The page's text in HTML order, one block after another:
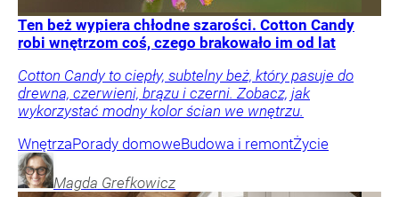
Ten beż wypiera chłodne szarości. Cotton Candy
robi wnętrzom coś, czego brakowało im od lat
Cotton Candy to ciepły, subtelny beż, który pasuje do
drewna, czerwieni, brązu i czerni. Zobacz, jak
wykorzystać modny kolor ścian we wnętrzu.
WnętrzaPorady domoweBudowa i remontŻycie
Magda Grefkowicz